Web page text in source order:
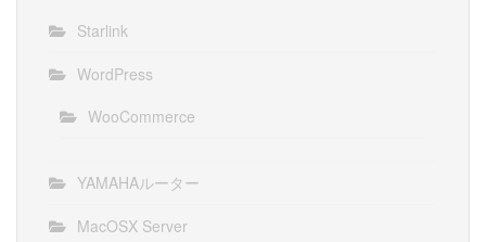
Starlink
WordPress
WooCommerce
YAMAHAルーター
MacOSX Server